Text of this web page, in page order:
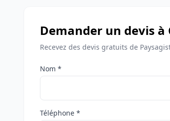
Demander un devis à
Recevez des devis gratuits de
Nom *
Téléphone *